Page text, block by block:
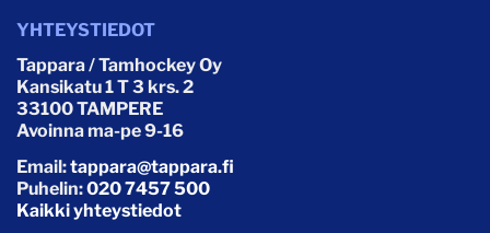
YHTEYSTIEDOT
Tappara / Tamhockey Oy
Kansikatu 1 T 3 krs. 2
33100 TAMPERE
Avoinna ma-pe 9-16
Email:tappara@tappara.fi
Puhelin:020 7457 500
Kaikki yhteystiedot